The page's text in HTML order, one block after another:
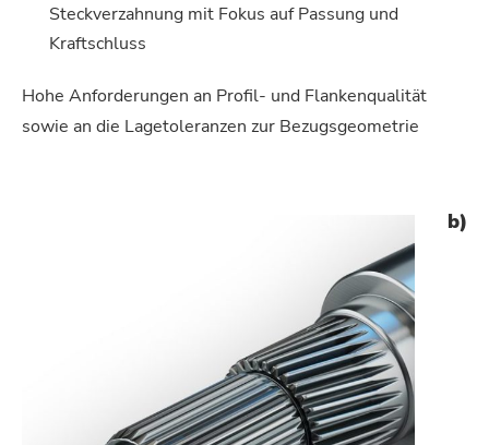
Steckverzahnung mit Fokus auf Passung und
Kraftschluss
Hohe Anforderungen an Profil- und Flankenqualität
sowie an die Lagetoleranzen zur Bezugsgeometrie
b)